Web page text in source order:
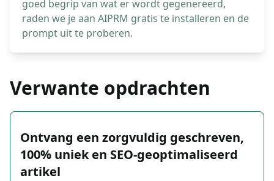
goed begrip van wat er wordt gegenereerd,
raden we je aan AIPRM gratis te installeren en de
prompt uit te proberen.
Verwante opdrachten
Ontvang een zorgvuldig geschreven,
100% uniek en SEO-geoptimaliseerd
artikel